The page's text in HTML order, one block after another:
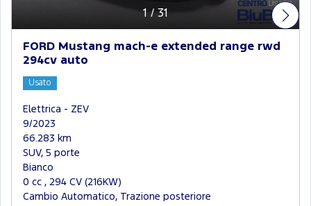
1 / 31
FORD Mustang mach-e extended range rwd
294cv auto
Usato
Elettrica - ZEV
9/2023
66.283 km
SUV, 5 porte
Bianco
0 cc , 294 CV (216KW)
Cambio Automatico, Trazione posteriore